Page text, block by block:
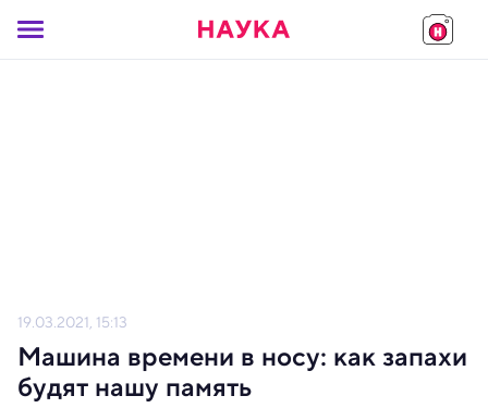
19.03.2021, 15:13
Машина времени в носу: как запахи
будят нашу память